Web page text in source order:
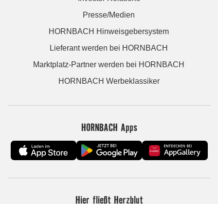
Presse/Medien
HORNBACH Hinweisgebersystem
Lieferant werden bei HORNBACH
Marktplatz-Partner werden bei HORNBACH
HORNBACH Werbeklassiker
HORNBACH Apps
Hier fließt Herzblut